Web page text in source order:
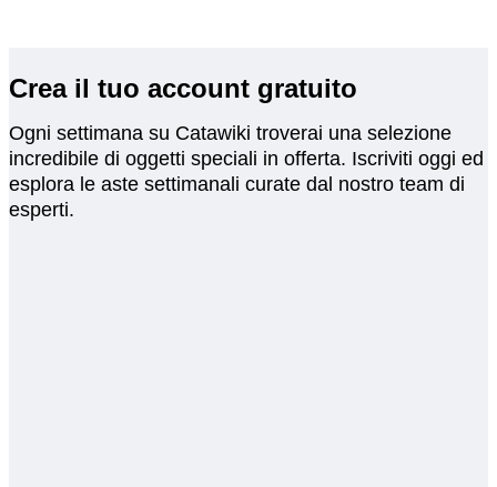
Crea il tuo account gratuito
Ogni settimana su Catawiki troverai una selezione
incredibile di oggetti speciali in offerta. Iscriviti oggi ed
esplora le aste settimanali curate dal nostro team di
esperti.